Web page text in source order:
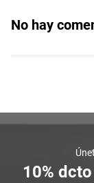
No hay
10%